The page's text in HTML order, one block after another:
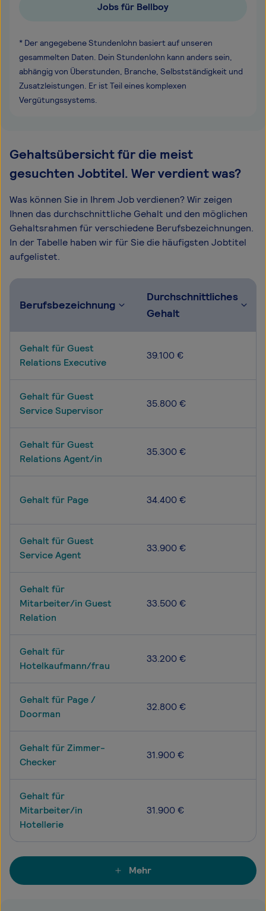
Jobs für Bellboy
* Der angegebene Stundenlohn basiert auf unseren
gesammelten Daten. Dein Stundenlohn kann anders sein,
abhängig von Überstunden, Branche, Selbstständigkeit und
Zusatzleistungen. Er ist Teil eines komplexen
Vergütungssystems.
Gehaltsübersicht für die meist
gesuchten Jobtitel. Wer verdient was?
Was können Sie in Ihrem Job verdienen? Wir zeigen
Ihnen das durchschnittliche Gehalt und den möglichen
Gehaltsrahmen für verschiedene Berufsbezeichnungen.
In der Tabelle haben wir für Sie die häufigsten Jobtitel
aufgelistet.
Berufsbezeichnung
Durchschnittliches
Gehalt
Gehalt für Guest
Relations Executive
39.100 €
Gehalt für Guest
Service Supervisor
35.800 €
Gehalt für Guest
Relations Agent/in
35.300 €
Gehalt für Page 34.400 €
Gehalt für Guest
Service Agent
33.900 €
Gehalt für
Mitarbeiter/in Guest
Relation
33.500 €
Gehalt für
Hotelkaufmann/frau
33.200 €
Gehalt für Page /
Doorman
32.800 €
Gehalt für Zimmer-
Checker
31.900 €
Gehalt für
Mitarbeiter/in
Hotellerie
31.900 €
Mehr